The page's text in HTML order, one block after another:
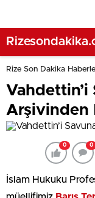
Rize Son Dakika
Vahdettin’i
Arşivinden
0 0
İslam Hukuku